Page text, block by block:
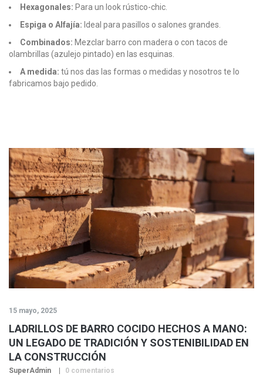
Hexagonales: Para un look rústico-chic.
Espiga o Alfajía: Ideal para pasillos o salones grandes.
Combinados: Mezclar barro con madera o con tacos de
olambrillas (azulejo pintado) en las esquinas.
A medida: tú nos das las formas o medidas y nosotros te lo
fabricamos bajo pedido.
15 mayo, 2025
LADRILLOS DE BARRO COCIDO HECHOS A MANO:
UN LEGADO DE TRADICIÓN Y SOSTENIBILIDAD EN
LA CONSTRUCCIÓN
SuperAdmin 0 comentarios